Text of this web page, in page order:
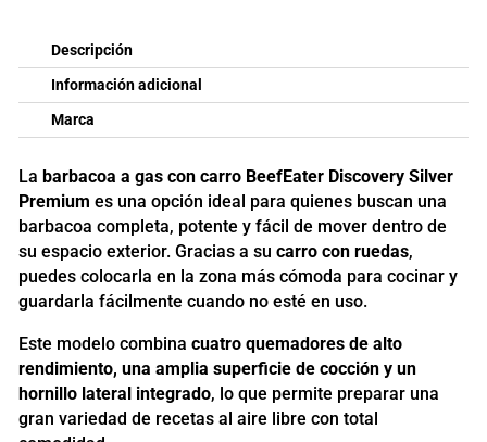
Descripción
Información adicional
Marca
La barbacoa a gas con carro BeefEater Discovery Silver
Premium es una opción ideal para quienes buscan una
barbacoa completa, potente y fácil de mover dentro de
su espacio exterior. Gracias a su carro con ruedas,
puedes colocarla en la zona más cómoda para cocinar y
guardarla fácilmente cuando no esté en uso.
Este modelo combina cuatro quemadores de alto
rendimiento, una amplia superficie de cocción y un
hornillo lateral integrado, lo que permite preparar una
gran variedad de recetas al aire libre con total